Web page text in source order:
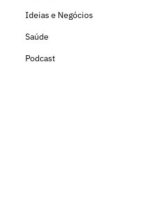
Ideias e Negócios
Saúde
Podcast